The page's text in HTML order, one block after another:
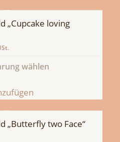
„Cupcake loving
wählen
„Butterfly two Face“